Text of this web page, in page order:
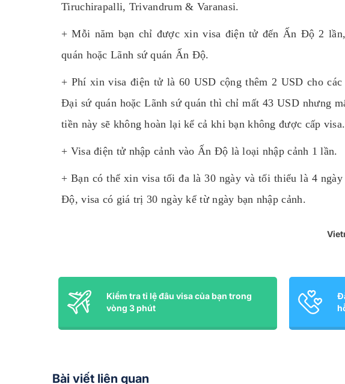
Tiruchirapalli, Trivandrum & Varanasi.
+ Mỗi năm bạn chỉ được xin visa điện tử đến Ấn Độ 2
quán hoặc Lãnh sứ quán Ấn Độ.
+ Phí xin visa điện tử là 60 USD cộng thêm 2 USD cho
Đại sứ quán hoặc Lãnh sứ quán thì chỉ mất 43 USD nhưng
tiền này sẽ không hoàn lại kể cả khi bạn không được cấp visa.
+ Visa điện tử nhập cảnh vào Ấn Độ là loại nhập cảnh 1 lần.
+ Bạn có thể xin visa tối đa là 30 ngày và tối thiểu là 4
Độ, visa có giá trị 30 ngày kể từ ngày bạn nhập cảnh.
Kiểm tra tỉ lệ đâu visa của bạn trong
vòng 3 phút
Bài viết liên quan